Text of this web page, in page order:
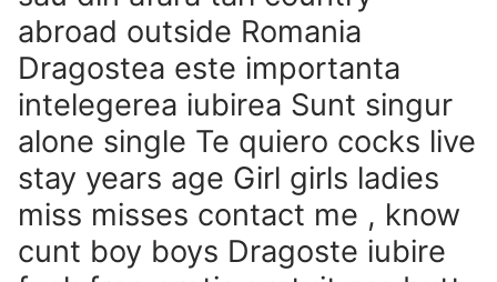
abroad outside Romania
Dragostea este importanta
intelegerea iubirea Sunt singur
alone single Te quiero cocks live
stay years age Girl girls ladies
miss misses contact me , know
cunt boy boys Dragoste iubire